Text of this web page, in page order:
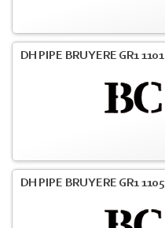
DH PIPE BRUYERE GR1 1101
DH PIPE BRUYERE GR1 1105